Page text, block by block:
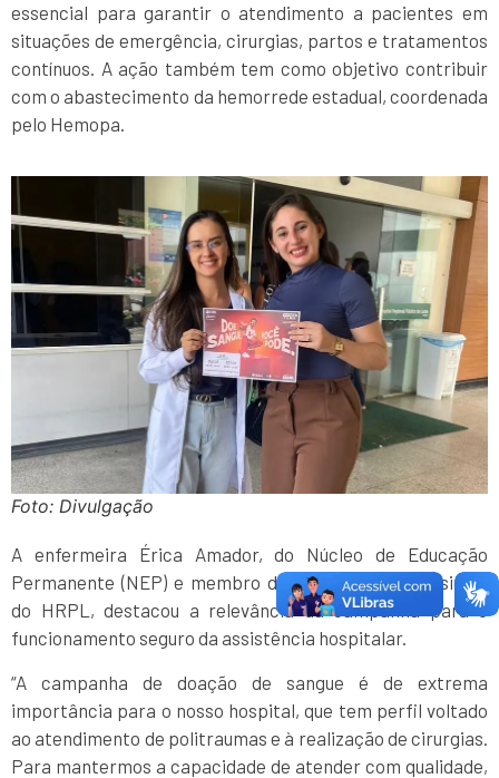
essencial para garantir o atendimento a pacientes em
situações de emergência, cirurgias, partos e tratamentos
contínuos. A ação também tem como objetivo contribuir
com o abastecimento da hemorrede estadual, coordenada
pelo Hemopa.
Foto: Divulgação
A enfermeira Érica Amador, do Núcleo de Educação
Permanente (NEP) e membro da comissão transfusional
do HRPL, destacou a relevância da campanha para o
funcionamento seguro da assistência hospitalar.
“A campanha de doação de sangue é de extrema
importância para o nosso hospital, que tem perfil voltado
ao atendimento de politraumas e à realização de cirurgias.
Para mantermos a capacidade de atender com qualidade,